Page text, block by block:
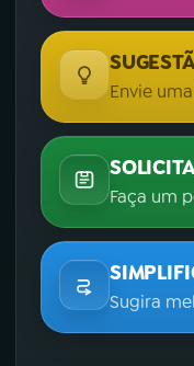
Envie
Faça um
Sugira